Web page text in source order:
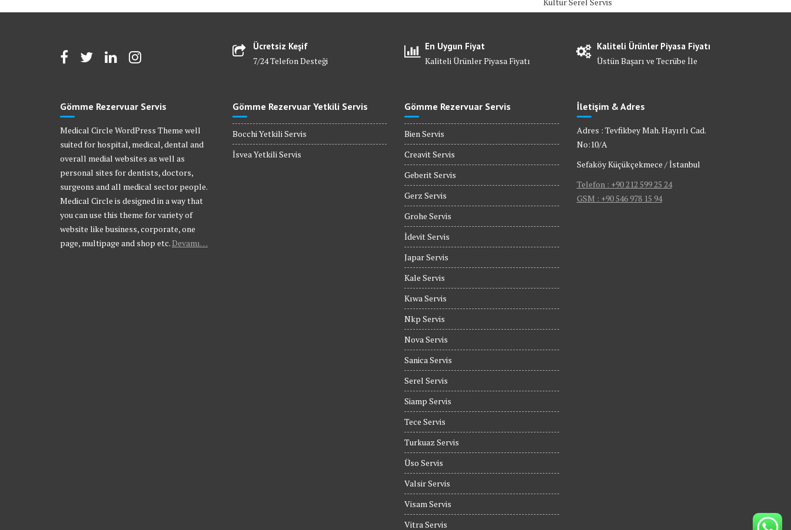
Ücretsiz Keşif
7/24 Telefon Desteği
En Uygun Fiyat
Kaliteli Ürünler Piyasa Fiyatı
Kaliteli Ürünler Piyasa Fiyatı
Üstün Başarı ve Tecrübe İle
Gömme Rezervuar Servis
Medical Circle WordPress Theme well
suited for hospital, medical, dental and
overall medial websites as well as
personal sites for dentists, doctors,
surgeons and all medical sector people.
Medical Circle is designed in a way that
you can use this theme for variety of
website like business, corporate, one
page, multipage and shop etc.Devamı…
Gömme Rezervuar Yetkili Servis
Bocchi Yetkili Servis
İsvea Yetkili Servis
Gömme Rezervuar Servis
Bien Servis
Creavit Servis
Geberit Servis
Gerz Servis
Grohe Servis
İdevit Servis
Japar Servis
Kale Servis
Kıwa Servis
Nkp Servis
Nova Servis
Sanica Servis
Serel Servis
Siamp Servis
Tece Servis
Turkuaz Servis
Üso Servis
Valsir Servis
Visam Servis
Vitra Servis
İletişim & Adres
Adres : Tevfikbey Mah. Hayırlı Cad.
No:10/A
Sefaköy Küçükçekmece / İstanbul
Telefon : +90 212 599 25 24
GSM : +90 546 978 15 94